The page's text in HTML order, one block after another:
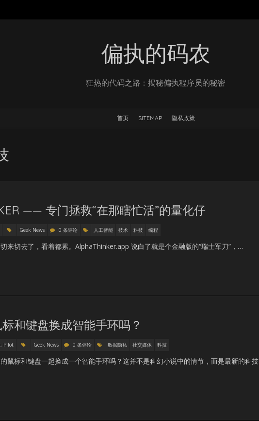
偏执的码农
狂热的代码之路：揭秘偏执程序员的秘密
首页 SITEMAP 隐私政策
—— 专门拯救“在那瞎忙活”的量化仔
Geek News 0 条评论 人工智能 技术 科技 编程
来切去了，看着都累。AlphaThinker.app 说白了就是个金融版的“瑞士军刀”，…
和键盘换成智能手环吗？
Pilot Geek News 0 条评论 数据隐私 社交媒体 科技
鼠标和键盘一起换成一个智能手环吗？这并不是科幻小说中的情节，而是最新的科技